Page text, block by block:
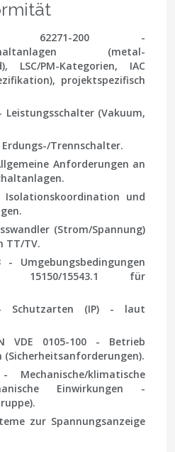
62271-200 -
(metal-
LSC/PM-Kategorien, IAC
projektspezifisch
(Vakuum,
Trennschalter.
Anforderungen an
Isolationskoordination und
(Strom/Spannung)
TT/TV.
- Umgebungsbedingungen
15150/15543.1 für
(IP) - laut
VDE 0105-100- Betrieb
(Sicherheitsanforderungen).
klimatische
Einwirkungen -
zur Spannungsanzeige